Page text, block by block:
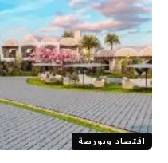
اقتصاد وبورصة